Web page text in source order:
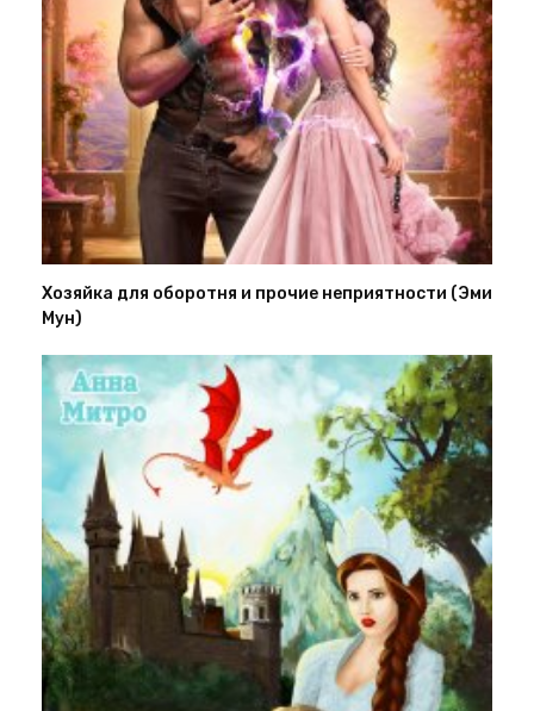
Хозяйка для оборотня и прочие неприятности (Эми
Мун)